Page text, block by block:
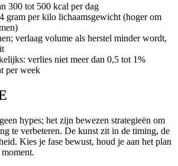
300 tot 500 kcal per dag
gram per kilo lichaamsgewicht (hoger om
verlaag volume als herstel minder wordt,
verlies niet meer dan 0,5 tot 1%
per week
hypes; het zijn bewezen strategieën om
te verbeteren. De kunst zit in de timing, de
Kies je fase bewust, houd je aan het plan